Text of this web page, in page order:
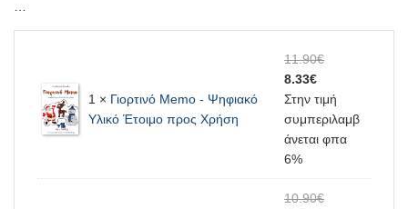
1 × Γιορτινό Memo - Ψηφιακό
Υλικό Έτοιμο προς Χρήση
11.90€
8.33€
Στην τιμή
συμπεριλαμβ
άνεται φπα
6%
10.90€